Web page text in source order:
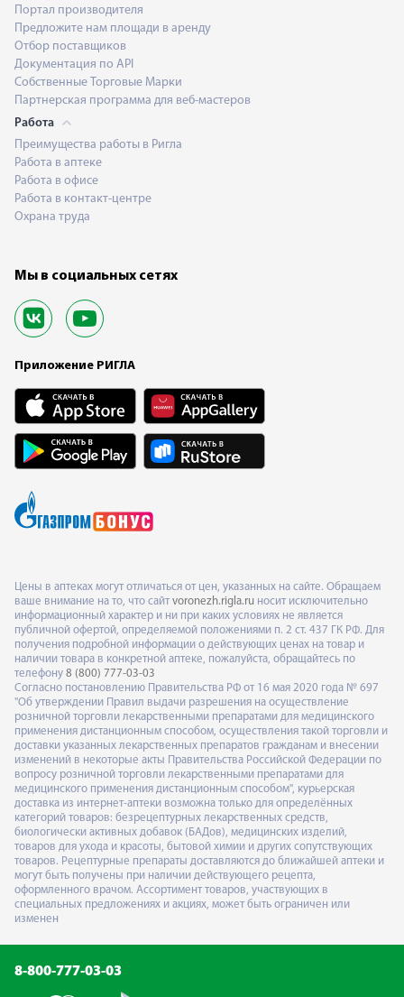
Портал производителя
Предложите нам площади в аренду
Отбор поставщиков
Документация по API
Собственные Торговые Марки
Партнерская программа для веб-мастеров
Работа
Преимущества работы в Ригла
Работа в аптеке
Работа в офисе
Работа в контакт-центре
Охрана труда
Мы в социальных сетях
Приложение РИГЛА
Цены в аптеках могут отличаться от цен, указанных на сайте. Обращаем
ваше внимание на то, что сайт voronezh.rigla.ru носит исключительно
информационный характер и ни при каких условиях не является
публичной офертой, определяемой положениями п. 2 ст. 437 ГК РФ. Для
получения подробной информации о действующих ценах на товар и
наличии товара в конкретной аптеке, пожалуйста, обращайтесь по
телефону 8 (800) 777-03-03
Согласно постановлению Правительства РФ от 16 мая 2020 года № 697
"Об утверждении Правил выдачи разрешения на осуществление
розничной торговли лекарственными препаратами для медицинского
применения дистанционным способом, осуществления такой торговли и
доставки указанных лекарственных препаратов гражданам и внесении
изменений в некоторые акты Правительства Российской Федерации по
вопросу розничной торговли лекарственными препаратами для
медицинского применения дистанционным способом", курьерская
доставка из интернет-аптеки возможна только для определённых
категорий товаров: безрецептурных лекарственных средств,
биологически активных добавок (БАДов), медицинских изделий,
товаров для ухода и красоты, бытовой химии и других сопутствующих
товаров. Рецептурные препараты доставляются до ближайшей аптеки и
могут быть получены при наличии действующего рецепта,
оформленного врачом. Ассортимент товаров, участвующих в
специальных предложениях и акциях, может быть ограничен или
изменен
8-800-777-03-03